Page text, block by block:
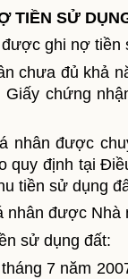
TIỀN SỬ
ghi nợ tiền
chưa đủ khả
Giấy chứng
nhân được
quy định tại
tiền sử dụng
nhân được
sử dụng đất:
7 năm